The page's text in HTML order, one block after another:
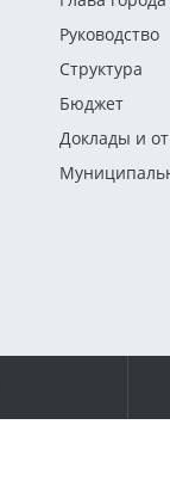
Руководство
Структура
Бюджет
Доклады и